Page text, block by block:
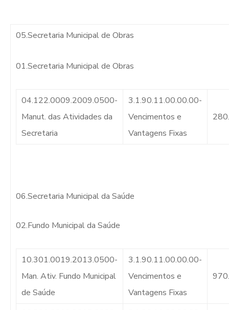
05.Secretaria Municipal de Obras
01.Secretaria Municipal de Obras
04.122.0009.2009.0500-
Manut. das Atividades da
Secretaria
3.1.90.11.00.00.00-
Vencimentos e
Vantagens Fixas
06.Secretaria Municipal da Saúde
02.Fundo Municipal da Saúde
10.301.0019.2013.0500-
Man. Ativ. Fundo Municipal
de Saúde
3.1.90.11.00.00.00-
Vencimentos e
Vantagens Fixas